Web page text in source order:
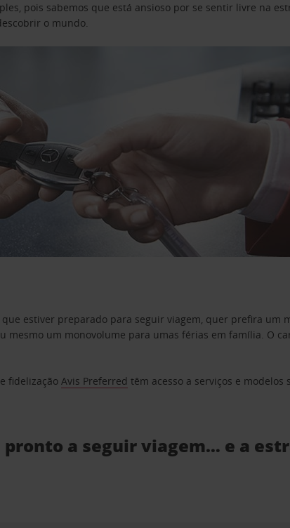
pois sabemos que está ansioso por se sentir livre na
o mundo.
estiver preparado para seguir viagem, quer prefira
mesmo um monovolume para umas férias em família. O
fidelizaçãoAvis Preferred têm acesso a serviços e
a seguir viagem… e a